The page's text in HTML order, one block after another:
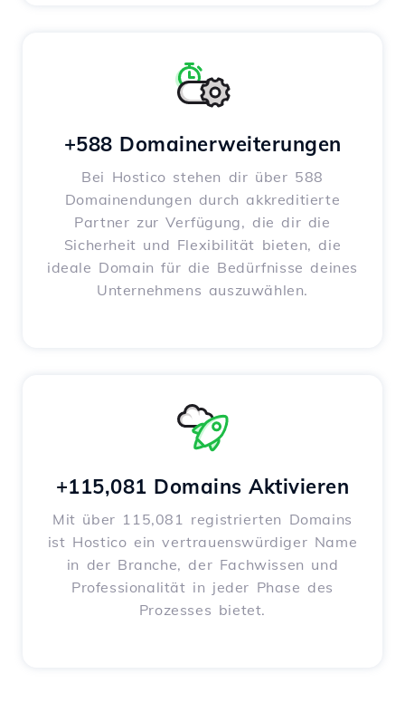
+588 Domainerweiterungen
Bei Hostico stehen dir über 588
Domainendungen durch akkreditierte
Partner zur Verfügung, die dir die
Sicherheit und Flexibilität bieten, die
ideale Domain für die Bedürfnisse deines
Unternehmens auszuwählen.
+115,081 Domains Aktivieren
Mit über 115,081 registrierten Domains
ist Hostico ein vertrauenswürdiger Name
in der Branche, der Fachwissen und
Professionalität in jeder Phase des
Prozesses bietet.